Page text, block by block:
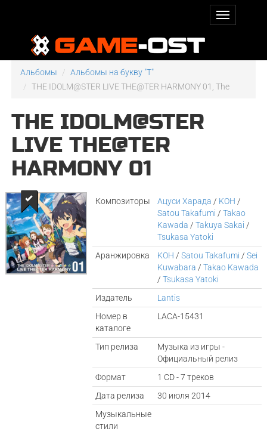
Альбомы
Альбомы на букву "T"
THE IDOLM@STER LIVE THE@TER HARMONY 01, The
THE IDOLM@STER
LIVE THE@TER
HARMONY 01
Композиторы Ацуси Харада / KOH /
Satou Takafumi /Takao
Kawada /Takuya Sakai /
Tsukasa Yatoki
Аранжировка
KOH /Satou Takafumi /Sei
Kuwabara /Takao Kawada
/Tsukasa Yatoki
Издатель
Lantis
Номер в
каталоге
LACA-15431
Тип релиза
Музыка из игры -
Официальный релиз
Формат
1 CD - 7 треков
Дата релиза
30 июля 2014
Музыкальные
стили